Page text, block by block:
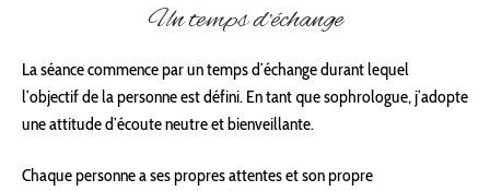
Un temps d’échange
La séance commence par un temps d’échange durant lequel
l’objectif de la personne est défini. En tant que sophrologue, j’adopte
une attitude d’écoute neutre et bienveillante.
Chaque personne a ses propres attentes et son propre